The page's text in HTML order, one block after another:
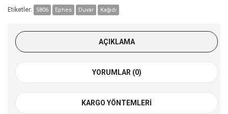
Etiketler: 5806 Ephes Duvar Kağıdı
AÇIKLAMA
YORUMLAR (0)
KARGO YÖNTEMLERI